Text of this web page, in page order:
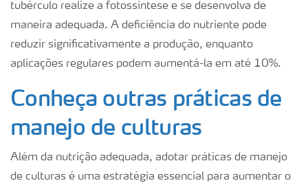
tubérculo realize a fotossíntese e se desenvolva de
maneira adequada. A deficiência do nutriente pode
reduzir significativamente a produção, enquanto
aplicações regulares podem aumentá-la em até 10%.
Conheça outras práticas de
manejo de culturas
Além da nutrição adequada, adotar práticas de manejo
de culturas é uma estratégia essencial para aumentar o